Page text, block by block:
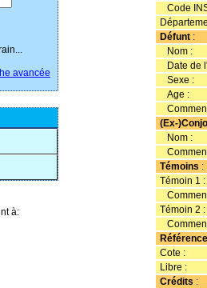
avancée
à:
Code
Défunt:
Nom :
Date de
Sexe :
Age :
(Ex-
Nom :
Témoins :
Témoin 1 :
Témoin 2 :
Cote :
Libre :
Crédits :